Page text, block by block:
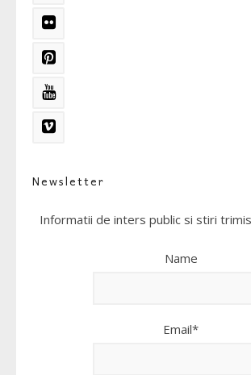
Newsletter
Informatii de inters public si stiri
Name
Email*